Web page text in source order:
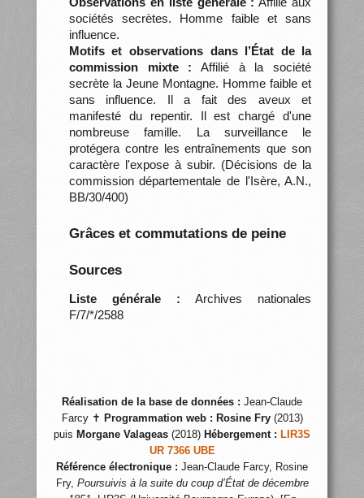
sociétés secrètes. Homme faible et sans
influence.
Motifs et observations dans l’État de la
commission mixte : Affilié à la société
secrète la Jeune Montagne. Homme faible et
sans influence. Il a fait des aveux et
manifesté du repentir. Il est chargé d'une
nombreuse famille. La surveillance le
protégera contre les entraînements que son
caractère l'expose à subir. (Décisions de la
commission départementale de l'Isère, A.N.,
BB/30/400)
Grâces et commutations de peine
Sources
Liste générale : Archives nationales
F/7/*/2588
Réalisation de la base de données : Jean-Claude
Farcy ✝ Programmation web : Rosine Fry(2013)
puis Morgane Valageas (2018) Hébergement : LIR3S
UR 7366 UBE
Référence électronique : Jean-Claude Farcy, Rosine
Fry, Poursuivis à la suite du coup d’État de décembre